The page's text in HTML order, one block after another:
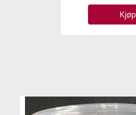
Kjøp